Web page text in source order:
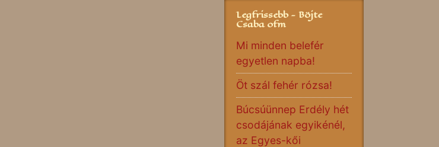
Legfrissebb - Böjte
Csaba ofm
Mi minden belefér
egyetlen napba!
Öt szál fehér rózsa!
Búcsúünnep Erdély hét
csodájának egyikénél,
az Egyes-kői